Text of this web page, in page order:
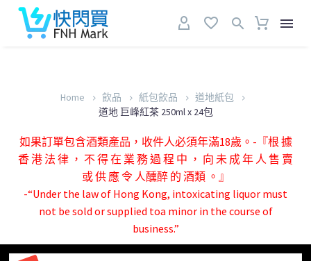
Home 飲品 紙包飲品
道地紙包
道地 巨峰紅茶 250ml x 24包
如果訂單包含酒類產品，收件人必須年滿18歲。-『根 據
香 港 法 律 ， 不 得 在 業 務 過 程 中 ， 向 未 成 年 人 售 賣
或 供 應 令 人醺醉 的 酒類 。』
-“Under the law of Hong Kong, intoxicating liquor must
not be sold or supplied toa minor in the course of
business.”